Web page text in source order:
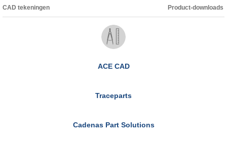
CAD tekeningen Product-downloads
ACE CAD
Traceparts
Cadenas Part Solutions